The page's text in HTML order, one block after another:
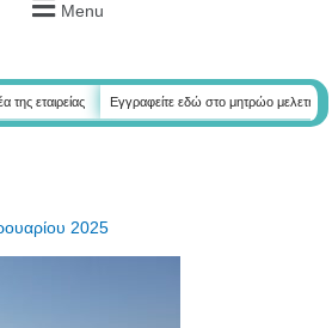
Menu
εταιρείας Εγγραφείτε εδώ στο μητρώο μελετητών
2025